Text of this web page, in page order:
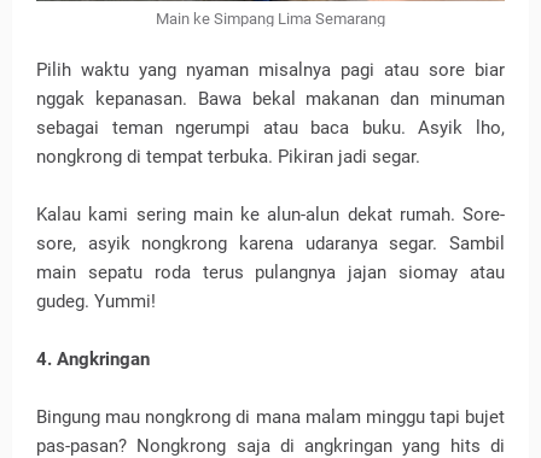
Main ke Simpang Lima Semarang
Pilih waktu yang nyaman misalnya pagi atau sore biar
nggak kepanasan. Bawa bekal makanan dan minuman
sebagai teman ngerumpi atau baca buku. Asyik lho,
nongkrong di tempat terbuka. Pikiran jadi segar.
Kalau kami sering main ke alun-alun dekat rumah. Sore-
sore, asyik nongkrong karena udaranya segar. Sambil
main sepatu roda terus pulangnya jajan siomay atau
gudeg. Yummi!
4. Angkringan
Bingung mau nongkrong di mana malam minggu tapi bujet
pas-pasan? Nongkrong saja di angkringan yang hits di